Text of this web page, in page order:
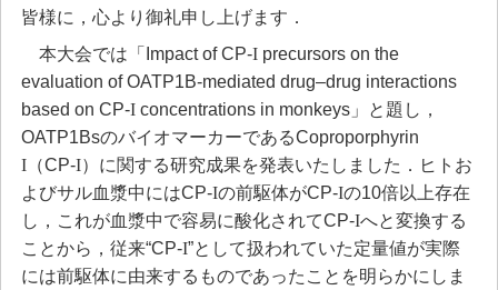
皆様に，心より御礼申し上げます．
本大会では「Impact of CP-I precursors on the
evaluation of OATP1B-mediated drug–drug interactions
based on CP-I concentrations in monkeys」と題し，
OATP1BsのバイオマーカーであるCoproporphyrin
I （CP-I）に関する研究成果を発表いたしました．ヒトお
よびサル血漿中にはCP-Iの前駆体がCP-Iの10倍以上存在
し，これが血漿中で容易に酸化されてCP-Iへと変換する
ことから，従来“CP-I”として扱われていた定量値が実際
には前駆体に由来するものであったことを明らかにしま